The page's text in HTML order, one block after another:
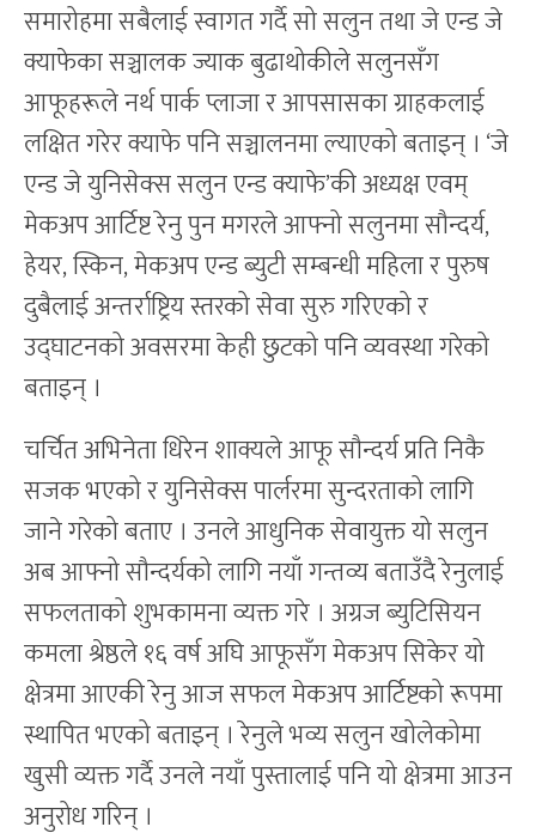
समारोहमा सबैलाई स्वागत गर्दै सो सलुन तथा जे एन्ड जे
क्याफेका सञ्चालक ज्याक बुढाथोकीले सलुनसँग
आफूहरूले नर्थ पार्क प्लाजा र आपसासका ग्राहकलाई
लक्षित गरेर क्याफे पनि सञ्चालनमा ल्याएको बताइन् । ‘जे
एन्ड जे युनिसेक्स सलुन एन्ड क्याफे’की अध्यक्ष एवम्
मेकअप आर्टिष्ट रेनु पुन मगरले आफ्नो सलुनमा सौन्दर्य,
हेयर, स्किन, मेकअप एन्ड ब्युटी सम्बन्धी महिला र पुरुष
दुबैलाई अन्तर्राष्ट्रिय स्तरको सेवा सुरु गरिएको र
उद्घाटनको अवसरमा केही छुटको पनि व्यवस्था गरेको
बताइन् ।
चर्चित अभिनेता धिरेन शाक्यले आफू सौन्दर्य प्रति निकै
सजक भएको र युनिसेक्स पार्लरमा सुन्दरताको लागि
जाने गरेको बताए । उनले आधुनिक सेवायुक्त यो सलुन
अब आफ्नो सौन्दर्यको लागि नयाँ गन्तव्य बताउँदै रेनुलाई
सफलताको शुभकामना व्यक्त गरे । अग्रज ब्युटिसियन
कमला श्रेष्ठले १६ वर्ष अघि आफूसँग मेकअप सिकेर यो
क्षेत्रमा आएकी रेनु आज सफल मेकअप आर्टिष्टको रूपमा
स्थापित भएको बताइन् । रेनुले भव्य सलुन खोलेकोमा
खुसी व्यक्त गर्दै उनले नयाँ पुस्तालाई पनि यो क्षेत्रमा आउन
अनुरोध गरिन् ।